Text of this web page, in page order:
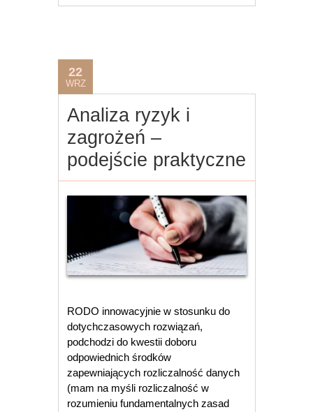
22
WRZ
Analiza ryzyk i
zagrożeń –
podejście praktyczne
RODO innowacyjnie w stosunku do
dotychczasowych rozwiązań,
podchodzi do kwestii doboru
odpowiednich środków
zapewniających rozliczalność danych
(mam na myśli rozliczalność w
rozumieniu fundamentalnych zasad